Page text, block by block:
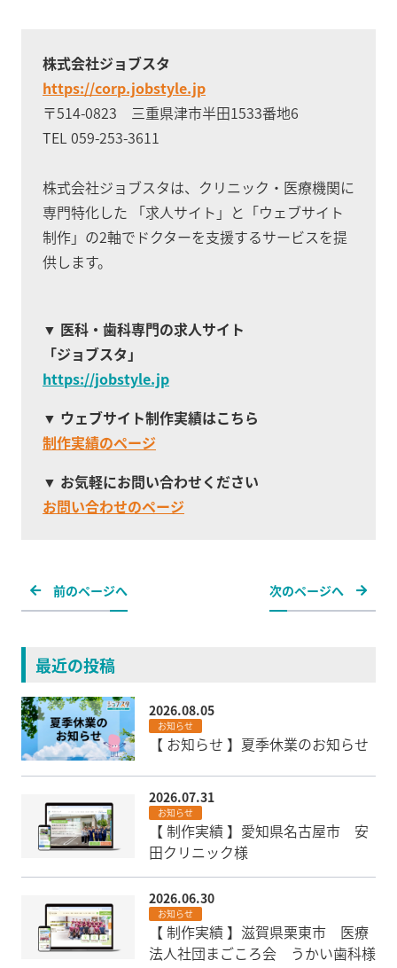
株式会社ジョブスタ
https://corp.jobstyle.jp
〒514-0823 三重県津市半田1533番地6
TEL 059-253-3611
株式会社ジョブスタは、クリニック・医療機関に
専門特化した 「求人サイト」と「ウェブサイト
制作」の2軸でドクターを支援するサービスを提
供します。
医科・歯科専門の求人サイト
「ジョブスタ」
https://jobstyle.jp
ウェブサイト制作実績はこちら
制作実績のページ
お気軽にお問い合わせください
お問い合わせのページ
前のページへ 次のページへ
最近の投稿
2026.08.05
お知らせ
【 お知らせ 】夏季休業のお知らせ
2026.07.31
お知らせ
【 制作実績 】愛知県名古屋市 安
田クリニック様
2026.06.30
お知らせ
【 制作実績 】滋賀県栗東市 医療
法人社団まごころ会 うかい歯科様